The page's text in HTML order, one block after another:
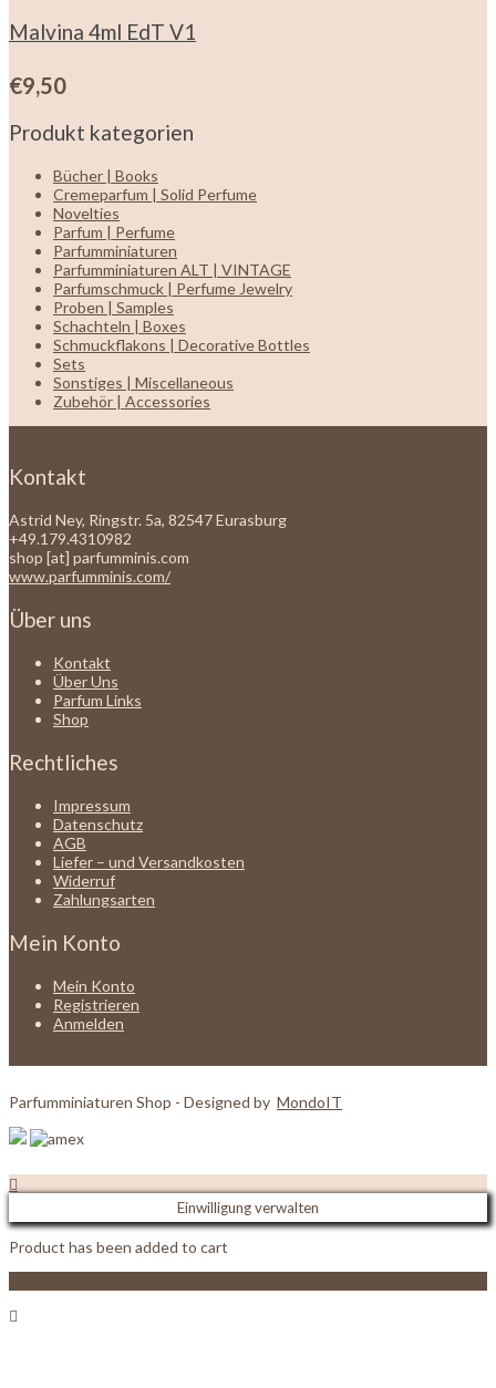
Malvina 4ml EdT V1
€9,50
Produkt kategorien
Bücher | Books
Cremeparfum | Solid Perfume
Novelties
Parfum | Perfume
Parfumminiaturen
Parfumminiaturen ALT | VINTAGE
Parfumschmuck | Perfume Jewelry
Proben | Samples
Schachteln | Boxes
Schmuckflakons | Decorative Bottles
Sets
Sonstiges | Miscellaneous
Zubehör | Accessories
Kontakt
Astrid Ney, Ringstr. 5a, 82547 Eurasburg
+49.179.4310982
shop [at] parfumminis.com
www.parfumminis.com/
Über uns
Kontakt
Über Uns
Parfum Links
Shop
Rechtliches
Impressum
Datenschutz
AGB
Liefer – und Versandkosten
Widerruf
Zahlungsarten
Mein Konto
Mein Konto
Registrieren
Anmelden
Parfumminiaturen Shop - Designed by MondoIT
Einwilligung verwalten
Product has been added to cart